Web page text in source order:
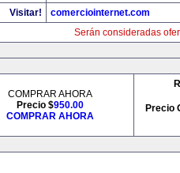
Visitar!
comerciointernet.com
Serán consideradas
COMPRAR AHORA
Precio $950.00
COMPRAR AHORA
Precio